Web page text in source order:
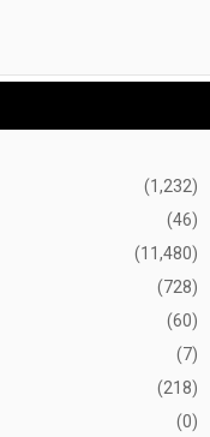
(1,232)
(46)
(11,480)
(728)
(60)
(7)
(218)
(0)